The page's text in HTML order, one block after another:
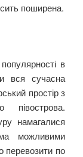
поширена.
в
вся сучасна
простір з
намагалися
можливими
перевозити по